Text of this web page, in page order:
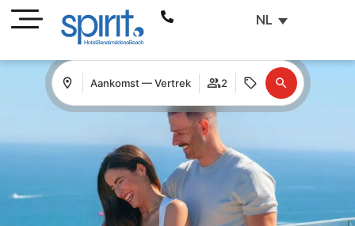
NL
Aankomst — Vertrek 2